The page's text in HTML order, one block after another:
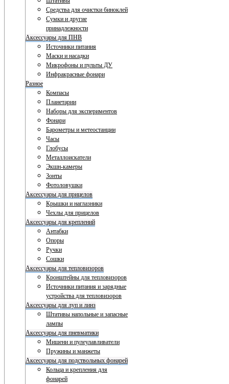
Средства для очистки биноклей
Сумки и другие
принадлежности
Аксессуары для ПНВ
Источники питания
Маски и насадки
Микрофоны и пульты ДУ
Инфракрасные фонари
Разное
Компасы
Планетарии
Наборы для экспериментов
Фонари
Барометры и метеостанции
Часы
Глобусы
Металлоискатели
Экшн-камеры
Зонты
Фотоловушки
Аксессуары для прицелов
Крышки и наглазники
Чехлы для прицелов
Аксессуары для креплений
Антабки
Опоры
Ручки
Сошки
Аксессуары для тепловизоров
Кронштейны для тепловизоров
Источники питания и зарядные
устройства для тепловизоров
Аксессуары для луп и линз
Штативы напольные и запасные
лампы
Аксессуары для пневматики
Мишени и пулеулавливатели
Пружины и манжеты
Аксессуары для подствольных фонарей
Кольца и крепления для
фонарей